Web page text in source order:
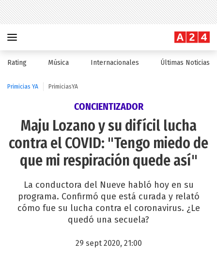
Rating Música Internacionales Últimas Noticias
Primicias YA PrimiciasYA
CONCIENTIZADOR
Maju Lozano y su difícil lucha
contra el COVID: "Tengo miedo de
que mi respiración quede así"
La conductora del Nueve habló hoy en su
programa. Confirmó que está curada y relató
cómo fue su lucha contra el coronavirus. ¿Le
quedó una secuela?
29 sept 2020, 21:00